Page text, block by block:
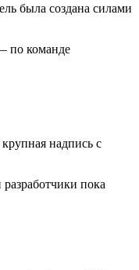
была создана силами
по команде
надпись с
пока